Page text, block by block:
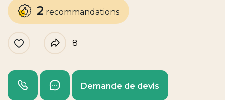
2 recommandations
Like Partager
8
AppelerEnvoyer un message
Demande de devis